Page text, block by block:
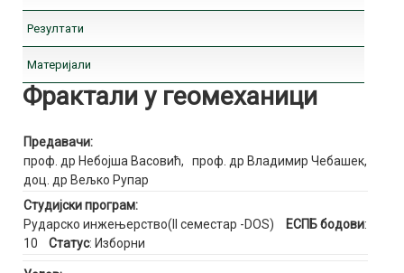
Резултати
Материјали
Фрактали у геомеханици
Предавачи:
проф. др Небојша Васовић, проф. др Владимир Чебашек,
доц. др Вељко Рупар
Студијски програм:
Рударско инжењерство(II семестар -DOS)
ЕСПБ бодови:
10 Статус: Изборни